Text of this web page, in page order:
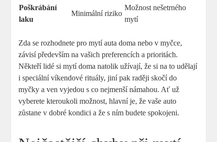
Poškrábání
laku
Minimální riziko
Možnost nešetrného
mytí
Zda se rozhodnete pro mytí auta doma nebo v myčce,
závisí především na vašich preferencích a prioritách.
Někteří lidé si mytí doma natolik užívají, že si na to udělají
i speciální víkendové rituály, jiní pak raději skočí do
myčky a ven vyjedou s co nejmenší námahou. Ať už
vyberete kteroukoli možnost, hlavní je, že vaše auto
zůstane v dobré kondici a že s ním budete spokojeni.